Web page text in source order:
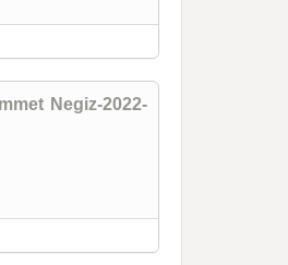
Negiz-2022-